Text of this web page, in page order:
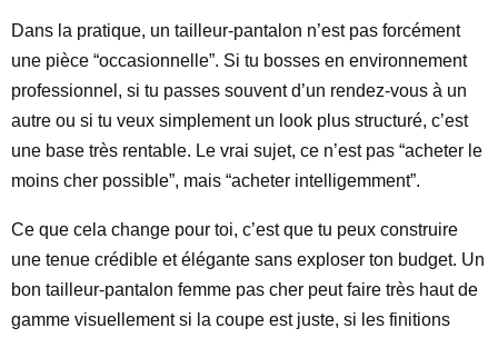
Dans la pratique, un tailleur-pantalon n’est pas forcément
une pièce “occasionnelle”. Si tu bosses en environnement
professionnel, si tu passes souvent d’un rendez-vous à un
autre ou si tu veux simplement un look plus structuré, c’est
une base très rentable. Le vrai sujet, ce n’est pas “acheter le
moins cher possible”, mais “acheter intelligemment”.
Ce que cela change pour toi, c’est que tu peux construire
une tenue crédible et élégante sans exploser ton budget. Un
bon tailleur-pantalon femme pas cher peut faire très haut de
gamme visuellement si la coupe est juste, si les finitions